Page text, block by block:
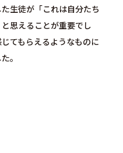
生徒が「これは自分たち
思えることが重要でし
てもらえるようなものに
。